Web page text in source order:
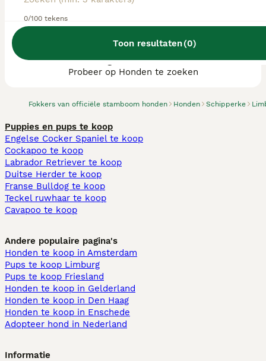
0/100 tekens
Toon resultaten(0)
Fokkers van officiële stamboom honden Honden Schipperke
We hebben 0 Schipperke fokkers, Landgraaf
gevonden.
Probeer op Honden te zoeken
Puppies en pups te koop
Engelse Cocker Spaniel te koop
Cockapoo te koop
Labrador Retriever te koop
Duitse Herder te koop
Franse Bulldog te koop
Teckel ruwhaar te koop
Cavapoo te koop
Andere populaire pagina's
Honden te koop in Amsterdam
Pups te koop Limburg​
Pups te koop Friesland​
Honden te koop in Gelderland
Honden te koop in Den Haag
Honden te koop in Enschede
Adopteer hond in Nederland
Informatie